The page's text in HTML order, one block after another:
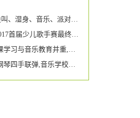
厦门人,国庆就该这么浪!尖叫、湿身、音乐、派对…这个地方即将引爆每个人的荷尔蒙!
精彩赛事回顾!音乐厦门·2017首届少儿歌手赛最终晋级名单新鲜出炉!
厦门市音乐学校坚持文化课学习与音乐教育并重,助学生全面成长 两名女校友被美国名校录取
【寻找厦门小仙女】唱歌钢琴四手联弹,音乐学校的仙女个个都那么有才艺吗?